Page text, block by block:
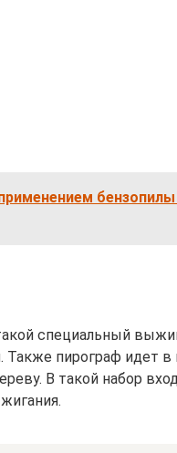
специальный
Также пирограф идет в
В такой набор